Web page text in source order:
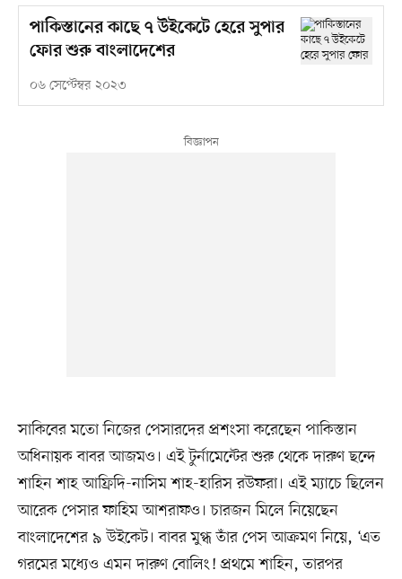
পাকিস্তানের কাছে ৭ উইকেটে হেরে সুপার
ফোর শুরু বাংলাদেশের
০৬ সেপ্টেম্বর ২০২৩
সাকিবের মতো নিজের পেসারদের প্রশংসা করেছেন পাকিস্তান
অধিনায়ক বাবর আজমও। এই টুর্নামেন্টের শুরু থেকে দারুণ ছন্দে
শাহিন শাহ আফ্রিদি-নাসিম শাহ-হারিস রউফরা। এই ম্যাচে ছিলেন
আরেক পেসার ফাহিম আশরাফও। চারজন মিলে নিয়েছেন
বাংলাদেশের ৯ উইকেট। বাবর মুগ্ধ তাঁর পেস আক্রমণ নিয়ে, ‘এত
গরমের মধ্যেও এমন দারুণ বোলিং! প্রথমে শাহিন, তারপর